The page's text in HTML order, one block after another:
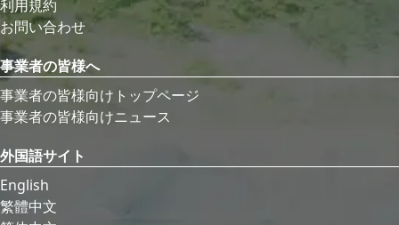
利用規約
お問い合わせ
事業者の皆様へ
事業者の皆様向けトップページ
事業者の皆様向けニュース
外国語サイト
English
繁體中文